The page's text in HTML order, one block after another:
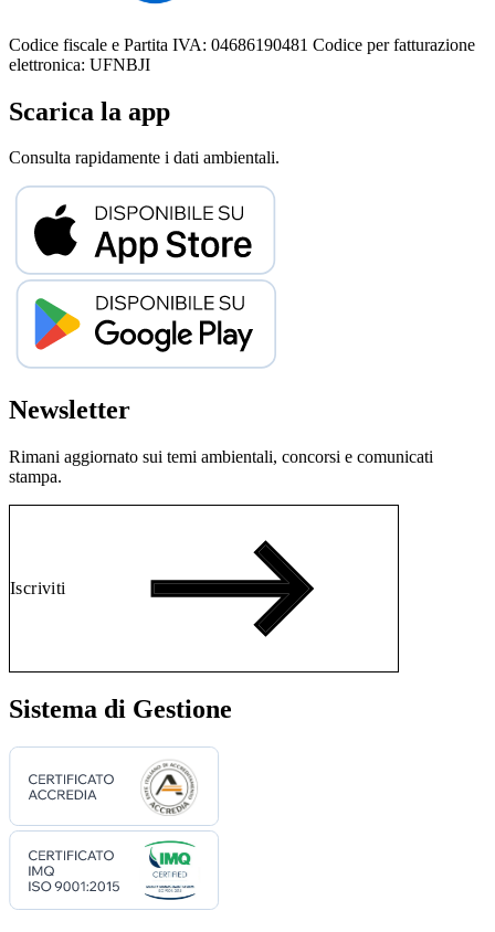
Codice fiscale e Partita IVA: 04686190481 Codice per fatturazione
elettronica: UFNBJI
Scarica la app
Consulta rapidamente i dati ambientali.
Newsletter
Rimani aggiornato sui temi ambientali, concorsi e comunicati
stampa.
Iscriviti
Sistema di Gestione